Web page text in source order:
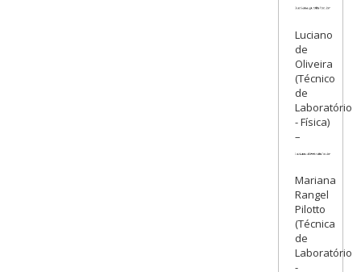
Luciano
de
Oliveira
(Técnico
de
Laboratório
- Física)
–
Mariana
Rangel
Pilotto
(Técnica
de
Laboratório
-